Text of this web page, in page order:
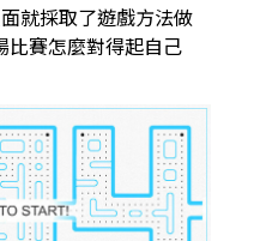
就採取了遊戲方法做
比賽怎麼對得起自己